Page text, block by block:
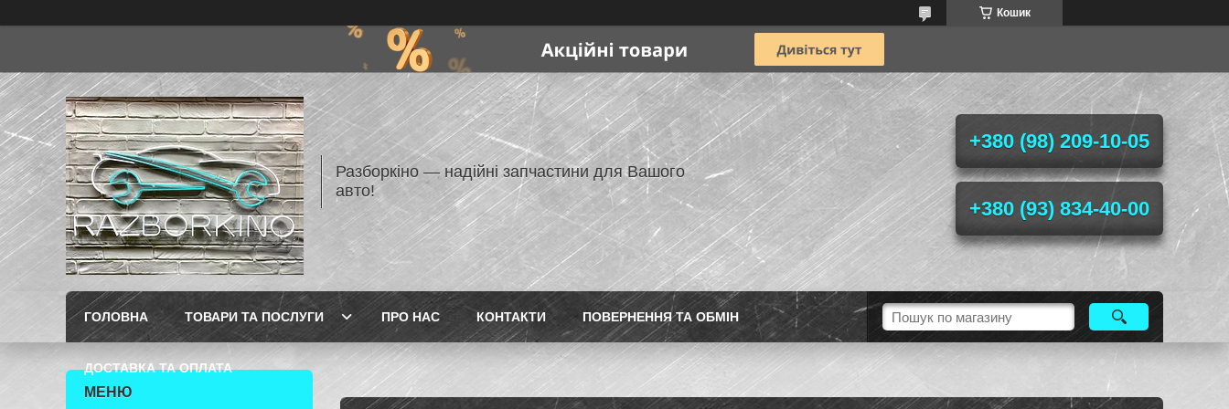
Кошик
Разборкіно — надійні запчастини для Вашого
авто!
+380 (98) 209-10-05
+380 (93) 834-40-00
ГОЛОВНА ТОВАРИ ТА ПОСЛУГИ ПРО НАС КОНТАКТИ ПОВЕРНЕННЯ ТА ОБМІН
ДОСТАВКА ТА ОПЛАТА